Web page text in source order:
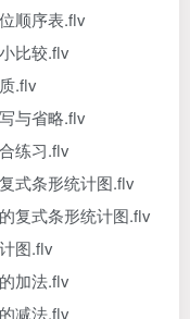
顺序表.flv
比较.flv
.flv
与省略.flv
练习.flv
式条形统计图.flv
复式条形统计图.flv
图.flv
加法.flv
减法.flv